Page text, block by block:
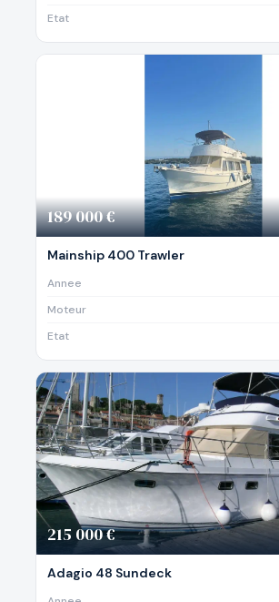
Etat
189 000 €
Mainship 400 Trawler
Annee
Moteur
Etat
215 000 €
Adagio 48 Sundeck